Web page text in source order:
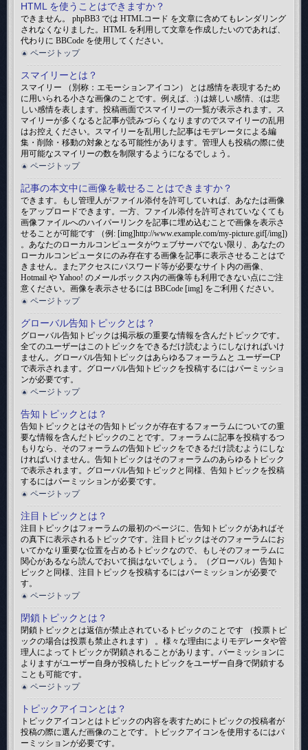
HTML を使うことはできますか？
できません。 phpBB3 では HTMLコード を文章に含めてもレンダリング
されなくなりました。HTML を利用して文章を作成したいのであれば、
代わりに BBCode を使用してください。
ページトップ
スマイリーとは？
スマイリー （別称：エモーションアイコン） とは感情を表現するため
に用いられる小さな画像のことです。例えば、:) は嬉しい感情、:(は悲
しい感情を表します。投稿画面でスマイリーの一覧が表示されます。ス
マイリーが多くなると記事が読みづらくなりますのでスマイリーの乱用
はお控えください。スマイリーを乱用した記事はモデレータによる編
集・削除・移動の対象となる可能性があります。管理人も投稿の際に使
用可能なスマイリーの数を制限するようになるでしょう。
ページトップ
記事の本文中に画像を載せることはできますか？
できます。もし管理人がファイル添付を許可していれば、あなたは画像
をアップロードできます。一方、ファイル添付を許可されていなくても
画像ファイルへのハイパーリンクを記事に埋め込むことで画像を表示さ
せることが可能です （例: [img]http://www.example.com/my-picture.gif[/img])
。あなたのローカルコンピュータがウェブサーバでない限り、あなたの
ローカルコンピュータにのみ存在する画像を記事に表示させることはで
きません。またアクセスにパスワード等が必要なサイト内の画像、
Hotmail や Yahoo! のメールボックス内の画像等も利用できない点にご注
意ください。画像を表示させるには BBCode [img] をご利用ください。
ページトップ
グローバル告知トピックとは？
グローバル告知トピックは掲示板の重要な情報を含んだトピックです。
全てのユーザーはこのトピックをできるだけ読むようにしなければいけ
ません。グローバル告知トピックはあらゆるフォーラムと ユーザーCP
で表示されます。グローバル告知トピックを投稿するにはパーミッショ
ンが必要です。
ページトップ
告知トピックとは？
告知トピックとはその告知トピックが存在するフォーラムについての重
要な情報を含んだトピックのことです。フォーラムに記事を投稿するつ
もりなら、そのフォーラムの告知トピックをできるだけ読むようにしな
ければいけません。告知トピックはそのフォーラムのあらゆるトピック
で表示されます。グローバル告知トピックと同様、告知トピックを投稿
するにはパーミッションが必要です。
ページトップ
注目トピックとは？
注目トピックはフォーラムの最初のページに、告知トピックがあればそ
の真下に表示されるトピックです。注目トピックはそのフォーラムにお
いてかなり重要な位置を占めるトピックなので、もしそのフォーラムに
関心があるなら読んでおいて損はないでしょう。（グローバル）告知ト
ピックと同様、注目トピックを投稿するにはパーミッションが必要で
す。
ページトップ
閉鎖トピックとは？
閉鎖トピックとは返信が禁止されているトピックのことです （投票トピ
ックの場合は投票も禁止されます） 。様々な理由によりモデレータや管
理人によってトピックが閉鎖されることがあります。パーミッションに
よりますがユーザー自身が投稿したトピックをユーザー自身で閉鎖する
ことも可能です。
ページトップ
トピックアイコンとは？
トピックアイコンとはトピックの内容を表すためにトピックの投稿者が
投稿の際に選んだ画像のことです。トピックアイコンを使用するにはパ
ーミッションが必要です。